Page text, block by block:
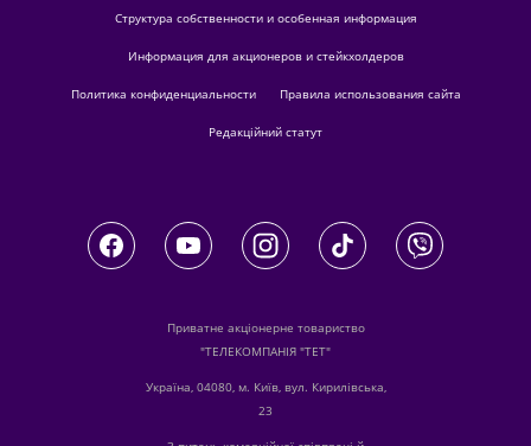
Структура собственности и особенная информация
Информация для акционеров и стейкхолдеров
Политика конфиденциальности Правила использования сайта
Редакційний статут
Приватне акціонерне товариство
"ТЕЛЕКОМПАНІЯ "ТЕТ"
Україна, 04080, м. Київ, вул. Кирилівська,
23